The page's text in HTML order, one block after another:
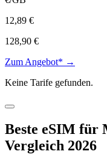
12,89 €
128,90 €
Zum Angebot* →
Keine Tarife gefunden.
Beste eSIM für
Vergleich 2026